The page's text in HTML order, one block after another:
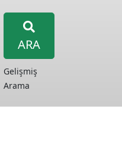
ARA
Gelişmiş
Arama